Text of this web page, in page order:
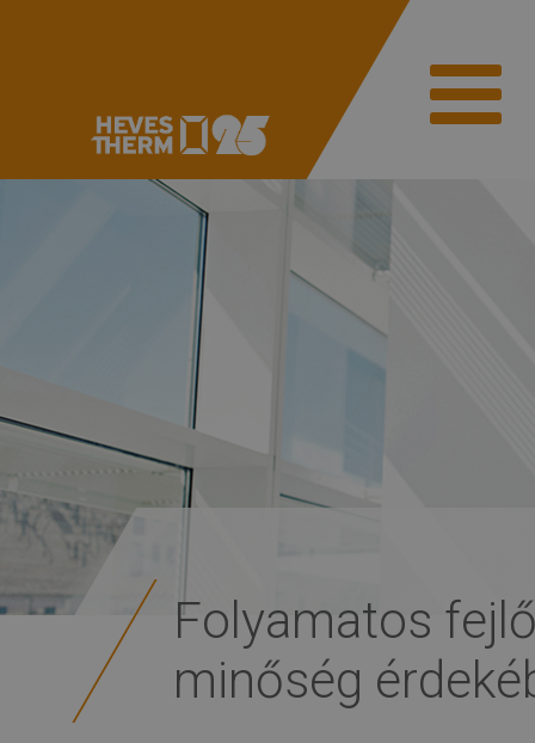
Folyamatos
minőség